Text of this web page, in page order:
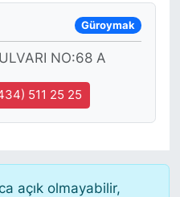
Güroymak
NO:68 A
511 25 25
açık olmayabilir,